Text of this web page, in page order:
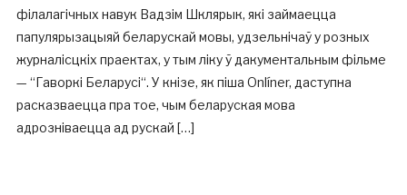
філалагічных навук Вадзім Шклярык, які займаецца
папулярызацыяй беларускай мовы, удзельнічаў у розных
журналісцкіх праектах, у тым ліку ў дакументальным фільме
— “Гаворкі Беларусі“. У кнізе, як піша Onlíner, даступна
расказваецца пра тое, чым беларуская мова
адрозніваецца ад рускай […]